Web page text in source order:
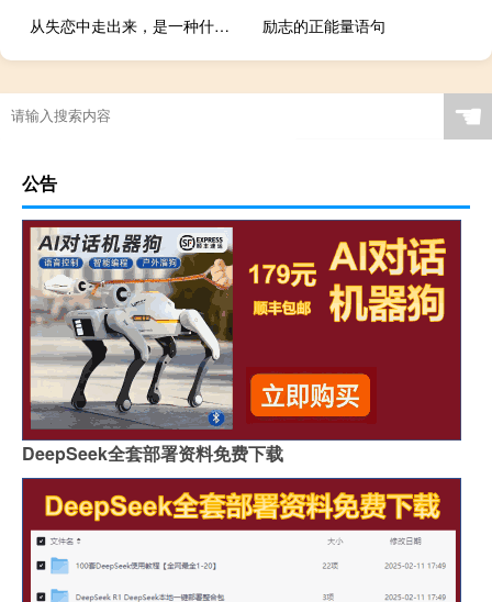
从失恋中走出来，是一种什么样的感受？
励志的正能量语句
☚
公告
DeepSeek全套部署资料免费下载